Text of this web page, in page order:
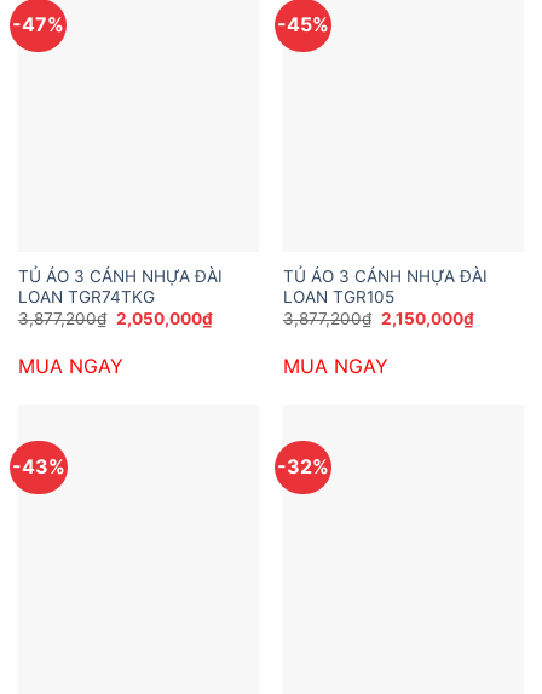
-47%
TỦ ÁO 3 CÁNH NHỰA ĐÀI
LOAN TGR74TKG
3,877,200₫ Giá
gốc
3,877,200₫.
2,050,000₫Giá
hiện
2,050,000₫.
MUA NGAY
-45%
TỦ ÁO 3 CÁNH NHỰA ĐÀI
LOAN TGR105
3,877,200₫ Giá
gốc
3,877,200₫.
2,150,000₫Giá
hiện
MUA NGAY
-43% -32%